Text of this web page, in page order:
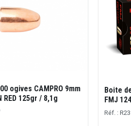
ogives CAMPRO 9mm
RED 125gr / 8,1g
Boite
FMJ
Réf. :